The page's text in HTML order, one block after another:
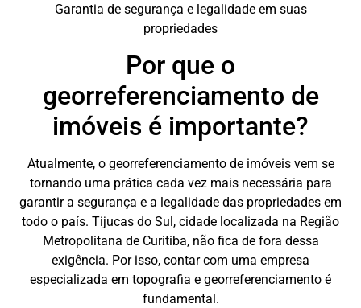
Garantia de segurança e legalidade em suas
propriedades
Por que o
georreferenciamento de
imóveis é importante?
Atualmente, o georreferenciamento de imóveis vem se
tornando uma prática cada vez mais necessária para
garantir a segurança e a legalidade das propriedades em
todo o país. Tijucas do Sul, cidade localizada na Região
Metropolitana de Curitiba, não fica de fora dessa
exigência. Por isso, contar com uma empresa
especializada em topografia e georreferenciamento é
fundamental.